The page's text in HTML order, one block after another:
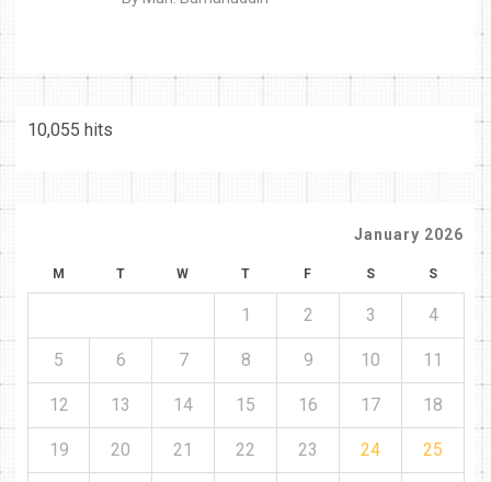
10,055 hits
January 2026
M T W T F S S
1 2 3 4
5 6 7 8 9 10 11
12 13 14 15 16 17 18
19 20 21 22 23 24 25